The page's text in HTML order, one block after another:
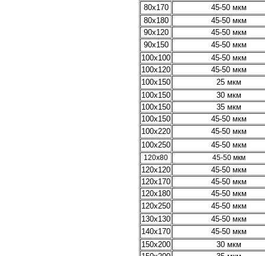
80х170
45-50 мкм
80х180
45-50 мкм
90х120
45-50 мкм
90х150
45-50 мкм
100х100
45-50 мкм
100х120
45-50 мкм
100х150
25 мкм
100х150
30 мкм
100х150
35 мкм
100х150
45-50 мкм
100х220
45-50 мкм
100х250
45-50 мкм
120х80 45-50 мкм
120х120
45-50 мкм
120х170
45-50 мкм
120х180
45-50 мкм
120х250
45-50 мкм
130х130
45-50 мкм
140х170
45-50 мкм
150х200
30 мкм